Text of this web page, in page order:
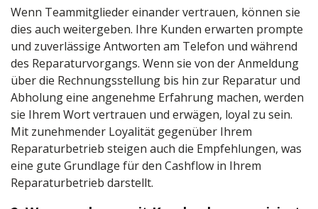
Wenn Teammitglieder einander vertrauen, können sie
dies auch weitergeben. Ihre Kunden erwarten prompte
und zuverlässige Antworten am Telefon und während
des Reparaturvorgangs. Wenn sie von der Anmeldung
über die Rechnungsstellung bis hin zur Reparatur und
Abholung eine angenehme Erfahrung machen, werden
sie Ihrem Wort vertrauen und erwägen, loyal zu sein.
Mit zunehmender Loyalität gegenüber Ihrem
Reparaturbetrieb steigen auch die Empfehlungen, was
eine gute Grundlage für den Cashflow in Ihrem
Reparaturbetrieb darstellt.